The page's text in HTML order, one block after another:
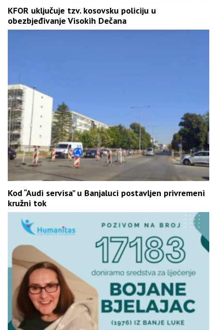
KFOR uključuje tzv. kosovsku policiju u
obezbjeđivanje Visokih Dečana
Kod “Audi servisa” u Banjaluci postavljen privremeni
kružni tok